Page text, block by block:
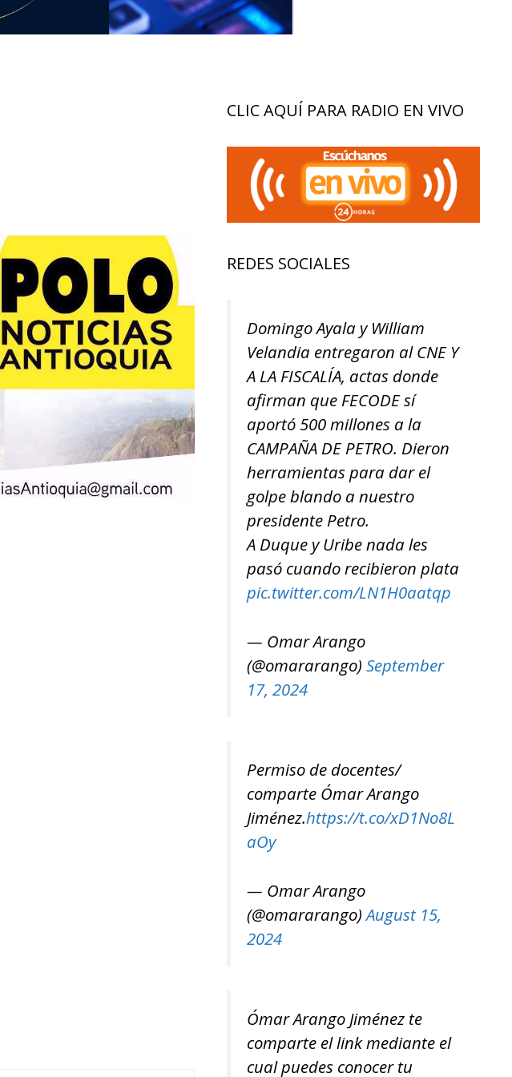
CLIC AQUÍ PARA RADIO EN VIVO
REDES SOCIALES
Domingo Ayala y William
Velandia entregaron al CNE Y
A LA FISCALÍA, actas donde
afirman que FECODE sí
aportó 500 millones a la
CAMPAÑA DE PETRO. Dieron
herramientas para dar el
golpe blando a nuestro
presidente Petro.
A Duque y Uribe nada les
pasó cuando recibieron plata
pic.twitter.com/LN1H0aatqp
— Omar Arango
(@omararango) September
17, 2024
Permiso de docentes/
comparte Ómar Arango
Jiménez.https://t.co/xD1No8L
aOy
— Omar Arango
(@omararango)August 15,
2024
Ómar Arango Jiménez te
comparte el link mediante el
cual puedes conocer tu